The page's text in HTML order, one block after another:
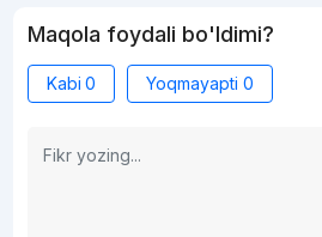
Maqola foydali bo'ldimi?
Kabi 0 Yoqmayapti 0